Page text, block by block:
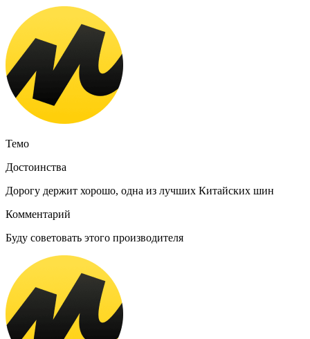
Темо
Достоинства
Дорогу держит хорошо, одна из лучших Китайских шин
Комментарий
Буду советовать этого производителя